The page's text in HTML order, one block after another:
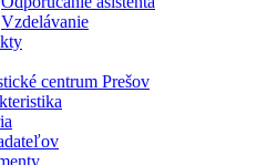
Vzdelávanie
centrum Prešov